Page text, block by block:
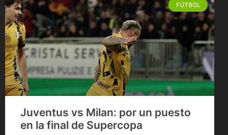
FÚTBOL
Juventus vs Milan: por un puesto
en la final de Supercopa